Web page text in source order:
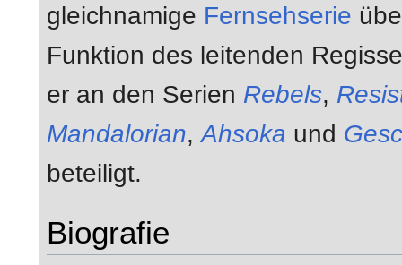
gleichnamige Fernsehserie
Funktion des leitenden
er an den Serien Rebels,
Mandalorian,Ahsoka und
beteiligt.
Biografie